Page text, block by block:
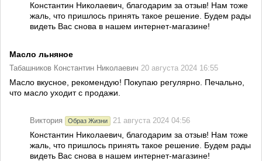
Константин Николаевич, благодарим за отзыв! Нам тоже
жаль, что пришлось принять такое решение. Будем рады
видеть Вас снова в нашем интернет-магазине!
Масло льняное
Табашников Константин Николаевич 20 августа 2024 16:55
Масло вкусное, рекомендую! Покупаю регулярно. Печально,
что масло уходит с продажи.
Виктория Образ Жизни 21 августа 2024 04:56
Константин Николаевич, благодарим за отзыв! Нам тоже
жаль, что пришлось принять такое решение. Будем рады
видеть Вас снова в нашем интернет-магазине!